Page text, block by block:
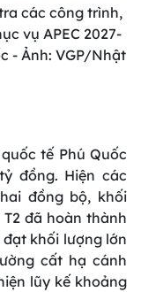
các công trình,
vụ APEC 2027-
- Ảnh: VGP/Nhật
tế Phú Quốc
đồng. Hiện các
đồng bộ, khối
đã hoàn thành
khối lượng lớn
cất hạ cánh
lũy kế khoảng